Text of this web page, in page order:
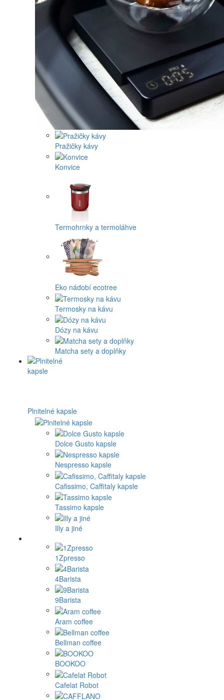
Pražičky kávy
Konvice
Termohrnky a termoláhve
Eko nádobí ecotree
Termosky na kávu
Dózy na kávu
Matcha sety a doplňky
Plnitelné kapsle
Dolce Gusto kapsle
Nespresso kapsle
Cafissimo, Caffitaly kapsle
Tassimo kapsle
Illy a jiné
1Zpresso
4Barista
9Barista
Aram coffee
Bellman coffee
BOOKOO
Cafelat Robot